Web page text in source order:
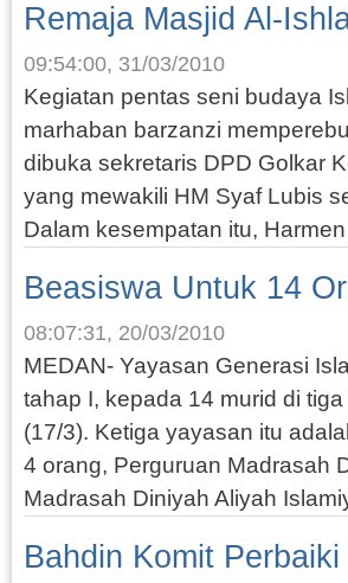
Remaja Masjid Al-
09:54:00, 31/03/2010
Kegiatan pentas seni budaya
marhaban barzanzi
dibuka sekretaris DPD Golkar
yang mewakili HM Syaf Lubis
Dalam kesempatan itu,
Beasiswa Untuk 14
08:07:31, 20/03/2010
MEDAN- Yayasan Generasi
tahap I, kepada 14 murid di
(17/3). Ketiga yayasan itu
4 orang, Perguruan Madrasah
Madrasah Diniyah Aliyah
Bahdin Komit